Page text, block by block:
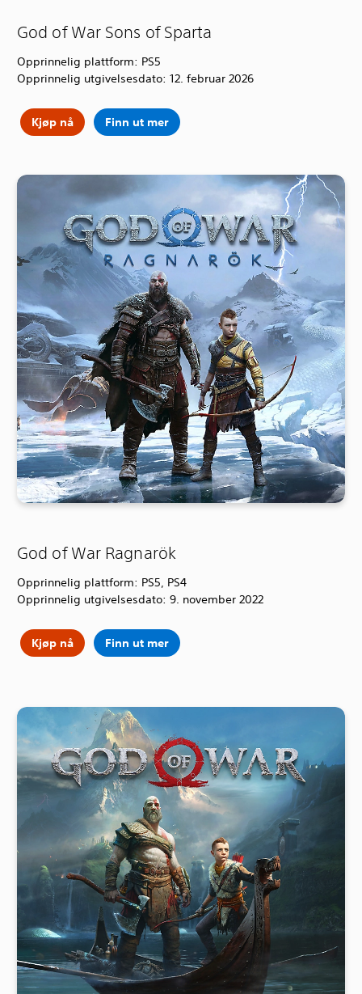
God of War Sons of Sparta
Opprinnelig plattform: PS5
Opprinnelig utgivelsesdato: 12. februar 2026
Kjøp nå Finn ut mer
God of War Ragnarök
Opprinnelig plattform: PS5, PS4
Opprinnelig utgivelsesdato: 9. november 2022
Kjøp nå Finn ut mer